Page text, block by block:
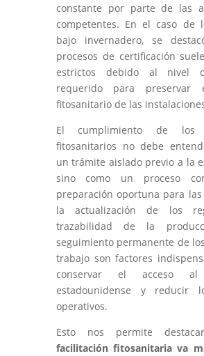
constante por parte de las
competentes. En el caso de
bajo invernadero, se
procesos de certificación
estrictos debido al nivel
requerido para preservar
fitosanitario de las
El cumplimiento de los
fitosanitarios no debe
un trámite aislado previo a la
sino como un proceso
preparación oportuna para
la actualización de los
trazabilidad de la
seguimiento permanente de
trabajo son factores
conservar el acceso al
estadounidense y reducir
operativos.
Esto nos permite
facilitación fitosanitaria va